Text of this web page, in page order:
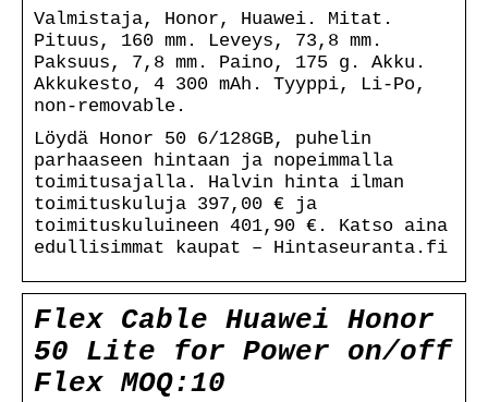
Valmistaja, Honor, Huawei. Mitat.
Pituus, 160 mm. Leveys, 73,8 mm.
Paksuus, 7,8 mm. Paino, 175 g. Akku.
Akkukesto, 4 300 mAh. Tyyppi, Li-Po,
non-removable.
Löydä Honor 50 6/128GB, puhelin
parhaaseen hintaan ja nopeimmalla
toimitusajalla. Halvin hinta ilman
toimituskuluja 397,00 € ja
toimituskuluineen 401,90 €. Katso aina
edullisimmat kaupat – Hintaseuranta.fi
Flex Cable Huawei Honor
50 Lite for Power on/off
Flex MOQ:10